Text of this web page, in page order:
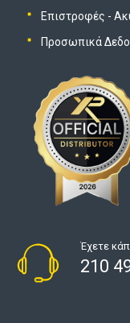
Επιστροφές -
Προσωπικά
Έχετε
210